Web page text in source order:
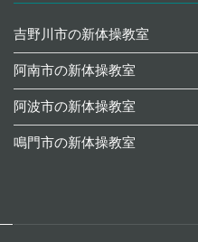
吉野川市の新体操教室
阿南市の新体操教室
阿波市の新体操教室
鳴門市の新体操教室